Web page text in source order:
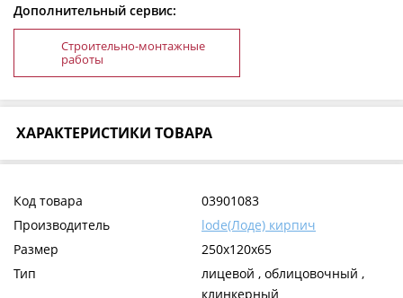
Дополнительный сервис:
Строительно-монтажные
работы
ХАРАКТЕРИСТИКИ ТОВАРА
Код товара
03901083
Производитель
lode(Лоде) кирпич
Размер
250x120x65
Тип
лицевой , облицовочный ,
клинкерный